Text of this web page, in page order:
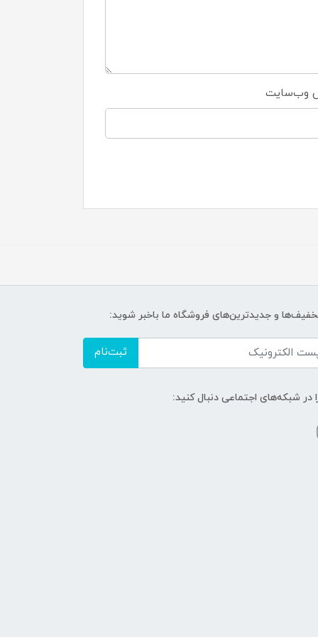
وب‌سایت
و جدیدترین‌های فروشگاه ما باخبر شوید:
ثبت‌نام
در شبکه‌های اجتماعی دنبال کنید: